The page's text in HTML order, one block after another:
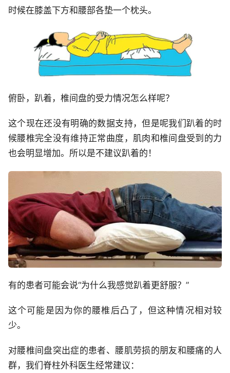
时候在膝盖下方和腰部各垫一个枕头。
俯卧，趴着，椎间盘的受力情况怎么样呢？
这个现在还没有明确的数据支持，但是呢我们趴着的时
候腰椎完全没有维持正常曲度，肌肉和椎间盘受到的力
也会明显增加。所以是不建议趴着的！
有的患者可能会说“为什么我感觉趴着更舒服？”
这个可能是因为你的腰椎后凸了，但这种情况相对较
少。
对腰椎间盘突出症的患者、腰肌劳损的朋友和腰痛的人
群，我们脊柱外科医生经常建议：